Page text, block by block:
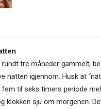
tre måneder gammelt,
natten igjennom. Husk at
fem til seks timers periode
klokken sju om morgenen.